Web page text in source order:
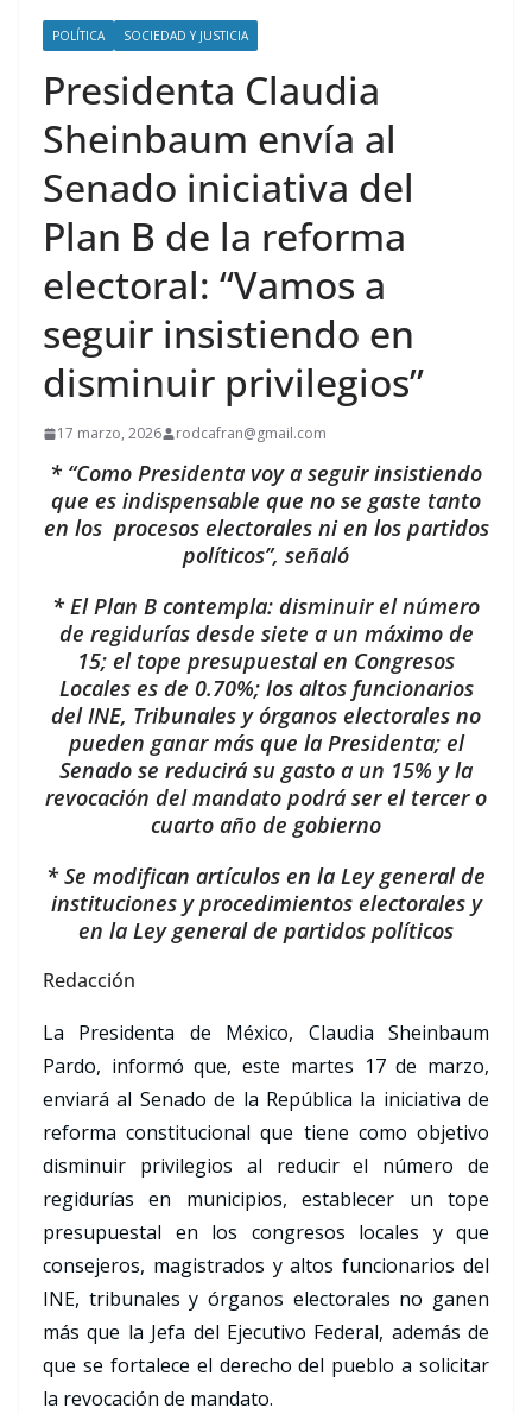
POLÍTICA SOCIEDAD Y JUSTICIA
Presidenta Claudia
Sheinbaum envía al
Senado iniciativa del
Plan B de la reforma
electoral: “Vamos a
seguir insistiendo en
disminuir privilegios”
17 marzo, 2026 rodcafran@gmail.com
* “Como Presidenta voy a seguir insistiendo
que es indispensable que no se gaste tanto
en los procesos electorales ni en los partidos
políticos”, señaló
* El Plan B contempla: disminuir el número
de regidurías desde siete a un máximo de
15; el tope presupuestal en Congresos
Locales es de 0.70%; los altos funcionarios
del INE, Tribunales y órganos electorales no
pueden ganar más que la Presidenta; el
Senado se reducirá su gasto a un 15% y la
revocación del mandato podrá ser el tercer o
cuarto año de gobierno
* Se modifican artículos en la Ley general de
instituciones y procedimientos electorales y
en la Ley general de partidos políticos
Redacción
La Presidenta de México, Claudia Sheinbaum
Pardo, informó que, este martes 17 de marzo,
enviará al Senado de la República la iniciativa de
reforma constitucional que tiene como objetivo
disminuir privilegios al reducir el número de
regidurías en municipios, establecer un tope
presupuestal en los congresos locales y que
consejeros, magistrados y altos funcionarios del
INE, tribunales y órganos electorales no ganen
más que la Jefa del Ejecutivo Federal, además de
que se fortalece el derecho del pueblo a solicitar
la revocación de mandato.